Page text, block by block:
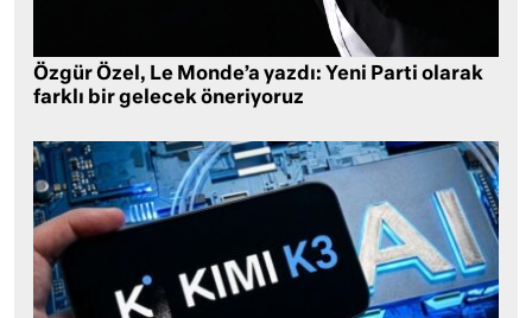
Özgür Özel, Le Monde’a yazdı: Yeni Parti olarak
farklı bir gelecek öneriyoruz